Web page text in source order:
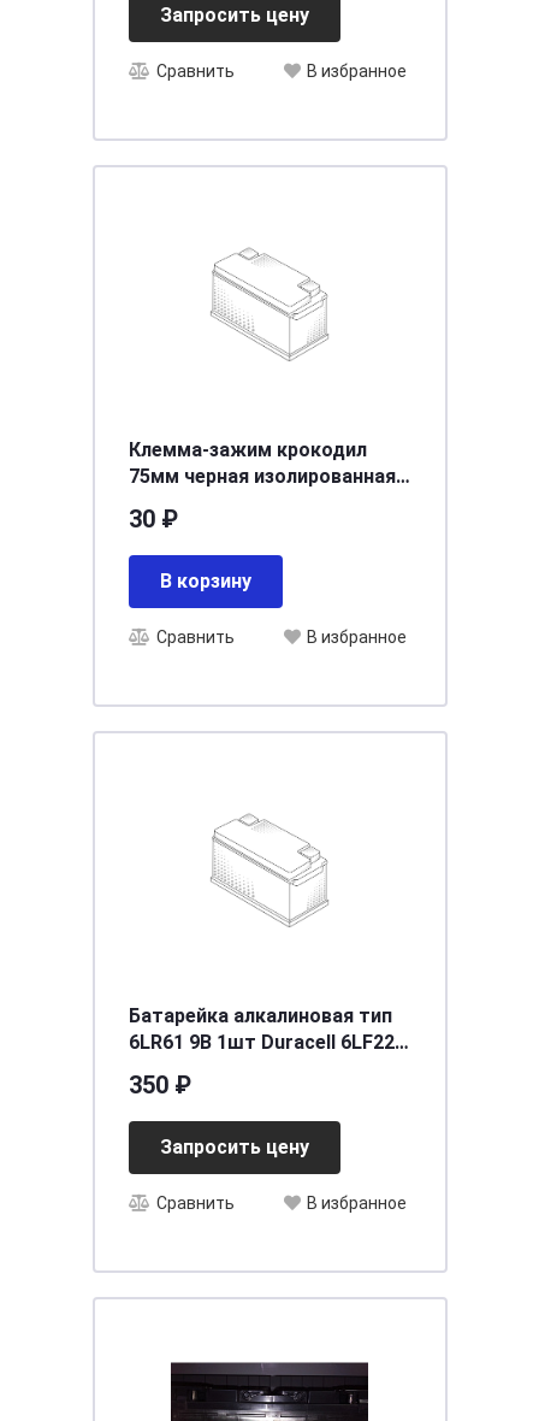
Запросить цену
Сравнить В избранное
Клемма-зажим крокодил
75мм черная изолированная
30 ₽
В корзину
Сравнить В избранное
Батарейка алкалиновая тип
6LR61 9В 1шт Duracell 6LF22
350 ₽
Запросить цену
Сравнить В избранное